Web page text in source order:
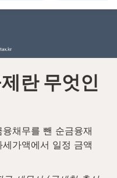
란 무엇인
채무를 뺀 순금융재
가액에서 일정 금액